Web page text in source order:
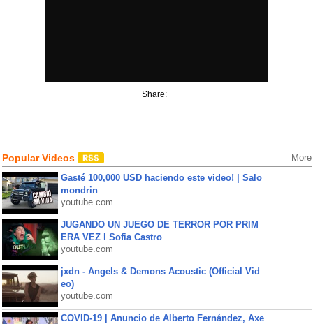
Share:
Popular Videos More
Gasté 100,000 USD haciendo este video! | Salo
mondrin
youtube.com
JUGANDO UN JUEGO DE TERROR POR PRIM
ERA VEZ l Sofia Castro
youtube.com
jxdn - Angels & Demons Acoustic (Official Vid
eo)
youtube.com
COVID-19 | Anuncio de Alberto Fernández, Axe